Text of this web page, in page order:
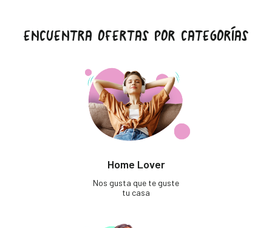
ENCUENTRA OFERTAS POR CATEGORÍAS
Home Lover
Nos gusta que te guste
tu casa